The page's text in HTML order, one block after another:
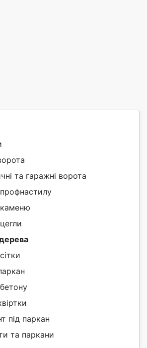
та гаражні ворота
під паркан
та паркани